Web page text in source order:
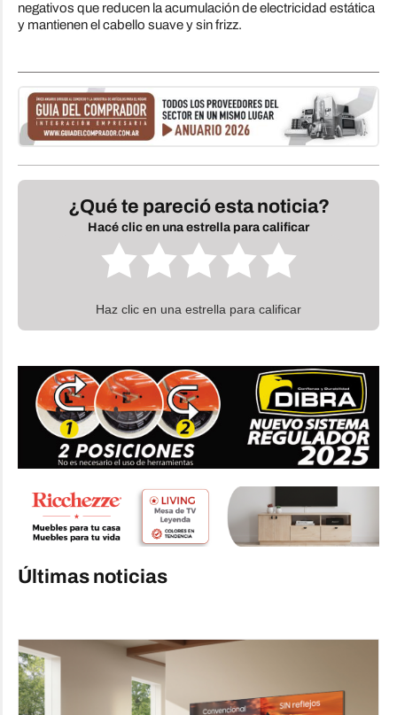
negativos que reducen la acumulación de electricidad estática
y mantienen el cabello suave y sin frizz.
¿Qué te pareció esta noticia?
Hacé clic en una estrella para calificar
Haz clic en una estrella para calificar
Últimas noticias